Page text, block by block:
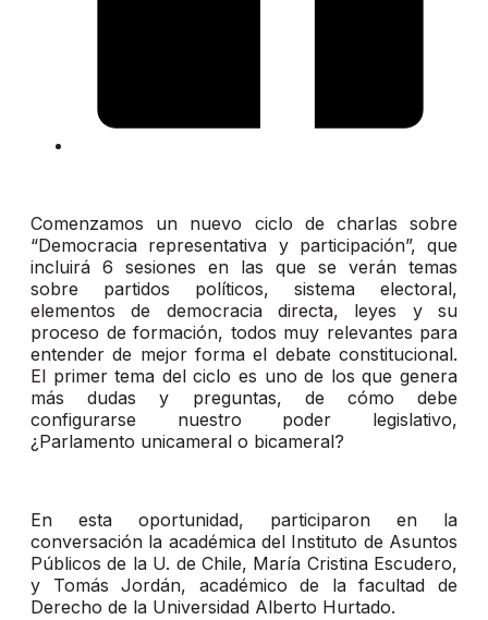
Comenzamos un nuevo ciclo de charlas sobre
“Democracia representativa y participación”, que
incluirá 6 sesiones en las que se verán temas
sobre partidos políticos, sistema electoral,
elementos de democracia directa, leyes y su
proceso de formación, todos muy relevantes para
entender de mejor forma el debate constitucional.
El primer tema del ciclo es uno de los que genera
más dudas y preguntas, de cómo debe
configurarse nuestro poder legislativo,
¿Parlamento unicameral o bicameral?
En esta oportunidad, participaron en la
conversación la académica del Instituto de Asuntos
Públicos de la U. de Chile, María Cristina Escudero,
y Tomás Jordán, académico de la facultad de
Derecho de la Universidad Alberto Hurtado.